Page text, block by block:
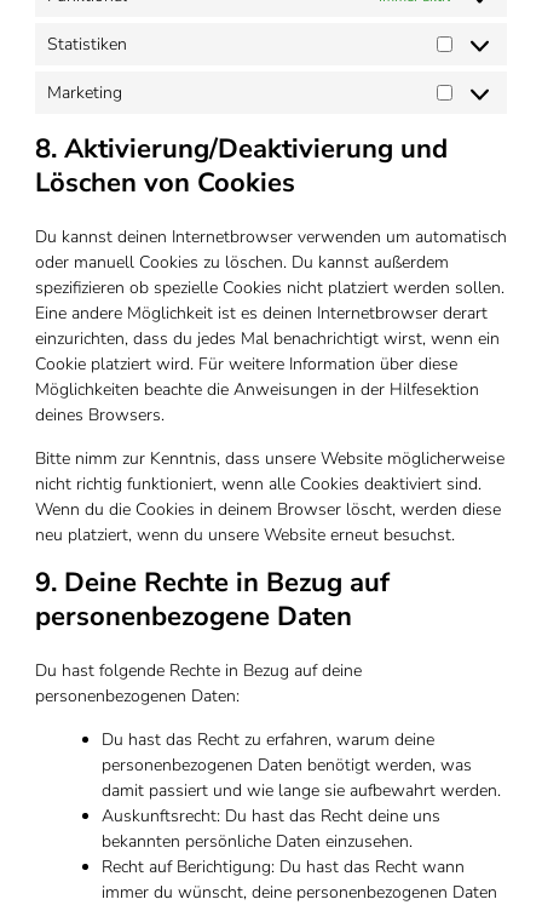
Statistiken
Statistiken
Marketing
Marketing
8. Aktivierung/Deaktivierung und
Löschen von Cookies
Du kannst deinen Internetbrowser verwenden um automatisch
oder manuell Cookies zu löschen. Du kannst außerdem
spezifizieren ob spezielle Cookies nicht platziert werden sollen.
Eine andere Möglichkeit ist es deinen Internetbrowser derart
einzurichten, dass du jedes Mal benachrichtigt wirst, wenn ein
Cookie platziert wird. Für weitere Information über diese
Möglichkeiten beachte die Anweisungen in der Hilfesektion
deines Browsers.
Bitte nimm zur Kenntnis, dass unsere Website möglicherweise
nicht richtig funktioniert, wenn alle Cookies deaktiviert sind.
Wenn du die Cookies in deinem Browser löscht, werden diese
neu platziert, wenn du unsere Website erneut besuchst.
9. Deine Rechte in Bezug auf
personenbezogene Daten
Du hast folgende Rechte in Bezug auf deine
personenbezogenen Daten:
Du hast das Recht zu erfahren, warum deine
personenbezogenen Daten benötigt werden, was
damit passiert und wie lange sie aufbewahrt werden.
Auskunftsrecht: Du hast das Recht deine uns
bekannten persönliche Daten einzusehen.
Recht auf Berichtigung: Du hast das Recht wann
immer du wünscht, deine personenbezogenen Daten